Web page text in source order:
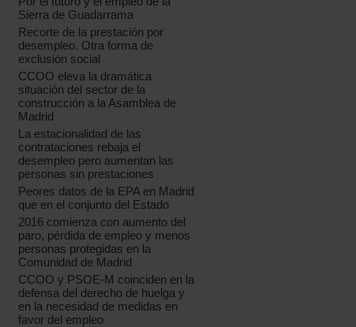
Sierra de Guadarrama
Recorte de la prestación por
desempleo. Otra forma de
exclusión social
CCOO eleva la dramática
situación del sector de la
construcción a la Asamblea de
Madrid
La estacionalidad de las
contrataciones rebaja el
desempleo pero aumentan las
personas sin prestaciones
Peores datos de la EPA en Madrid
que en el conjunto del Estado
2016 comienza con aumento del
paro, pérdida de empleo y menos
personas protegidas en la
Comunidad de Madrid
CCOO y PSOE-M coinciden en la
defensa del derecho de huelga y
en la necesidad de medidas en
favor del empleo